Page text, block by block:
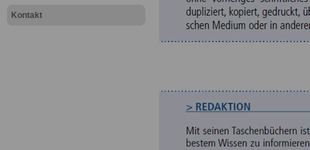
Kontakt